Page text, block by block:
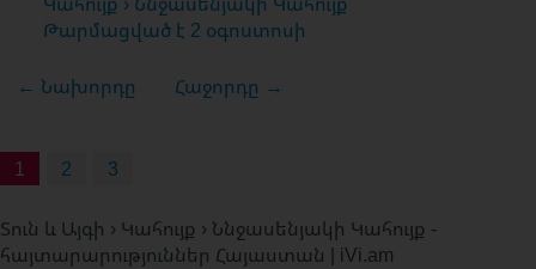
Թարմացված է 2 օգոստոսի
← Նախորդը Հաջորդը →
1 2 3
Տուն և Այգի › Կահույք › Ննջասենյակի Կահույք -
հայտարարություններ Հայաստան | iVi.am